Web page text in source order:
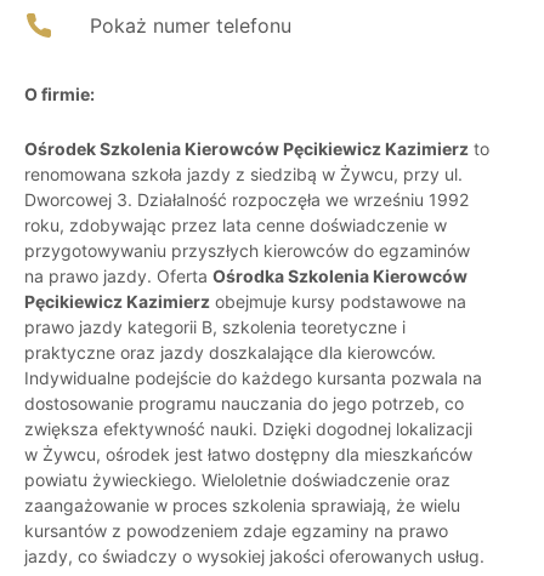
Pokaż numer telefonu
O firmie:
Ośrodek Szkolenia Kierowców Pęcikiewicz Kazimierz to
renomowana szkoła jazdy z siedzibą w Żywcu, przy ul.
Dworcowej 3. Działalność rozpoczęła we wrześniu 1992
roku, zdobywając przez lata cenne doświadczenie w
przygotowywaniu przyszłych kierowców do egzaminów
na prawo jazdy. Oferta Ośrodka Szkolenia Kierowców
Pęcikiewicz Kazimierz obejmuje kursy podstawowe na
prawo jazdy kategorii B, szkolenia teoretyczne i
praktyczne oraz jazdy doszkalające dla kierowców.
Indywidualne podejście do każdego kursanta pozwala na
dostosowanie programu nauczania do jego potrzeb, co
zwiększa efektywność nauki. Dzięki dogodnej lokalizacji
w Żywcu, ośrodek jest łatwo dostępny dla mieszkańców
powiatu żywieckiego. Wieloletnie doświadczenie oraz
zaangażowanie w proces szkolenia sprawiają, że wielu
kursantów z powodzeniem zdaje egzaminy na prawo
jazdy, co świadczy o wysokiej jakości oferowanych usług.